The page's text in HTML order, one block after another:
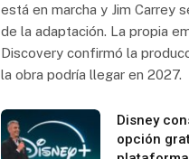
está en marcha y Jim Carrey
de la adaptación. La propia
Discovery confirmó la
la obra podría llegar en 2027.
Disney
opción